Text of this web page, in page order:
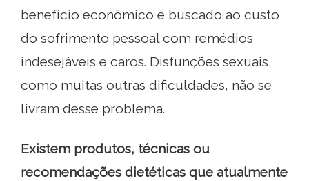
benefício econômico é buscado ao custo
do sofrimento pessoal com remédios
indesejáveis ​​e caros. Disfunções sexuais,
como muitas outras dificuldades, não se
livram desse problema.
Existem produtos, técnicas ou
recomendações dietéticas que atualmente